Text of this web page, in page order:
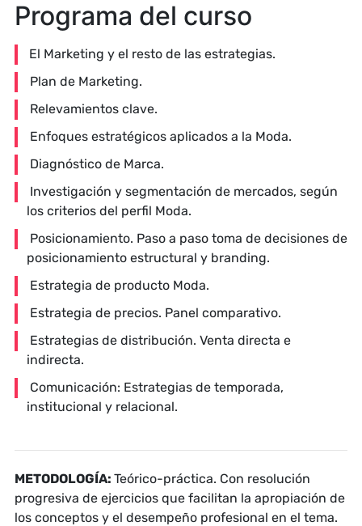
Programa del curso
El Marketing y el resto de las estrategias.
Plan de Marketing.
Relevamientos clave.
Enfoques estratégicos aplicados a la Moda.
Diagnóstico de Marca.
Investigación y segmentación de mercados, según
los criterios del perfil Moda.
Posicionamiento. Paso a paso toma de decisiones de
posicionamiento estructural y branding.
Estrategia de producto Moda.
Estrategia de precios. Panel comparativo.
Estrategias de distribución. Venta directa e
indirecta.
Comunicación: Estrategias de temporada,
institucional y relacional.
METODOLOGÍA: Teórico-práctica. Con resolución
progresiva de ejercicios que facilitan la apropiación de
los conceptos y el desempeño profesional en el tema.